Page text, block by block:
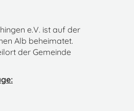
e.V. ist auf der
Alb beheimatet.
der Gemeinde